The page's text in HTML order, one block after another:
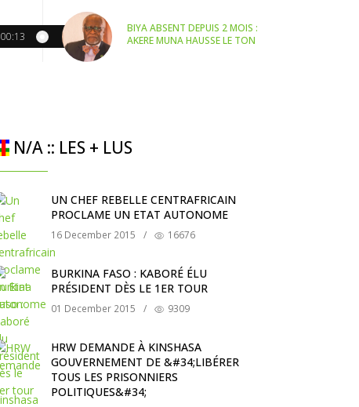
00:13
BIYA ABSENT DEPUIS 2 MOIS :
AKERE MUNA HAUSSE LE TON
N/A :: LES + LUS
UN CHEF REBELLE CENTRAFRICAIN
PROCLAME UN ETAT AUTONOME
16 December 2015 / 16676
BURKINA FASO : KABORÉ ÉLU
PRÉSIDENT DÈS LE 1ER TOUR
01 December 2015 / 9309
HRW DEMANDE À KINSHASA
GOUVERNEMENT DE &#34;LIBÉRER
TOUS LES PRISONNIERS
POLITIQUES&#34;